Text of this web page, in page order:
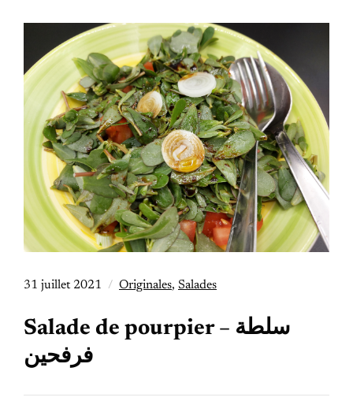
31 juillet 2021 Originales, Salades
Salade de pourpier – سلطة
فرفحين